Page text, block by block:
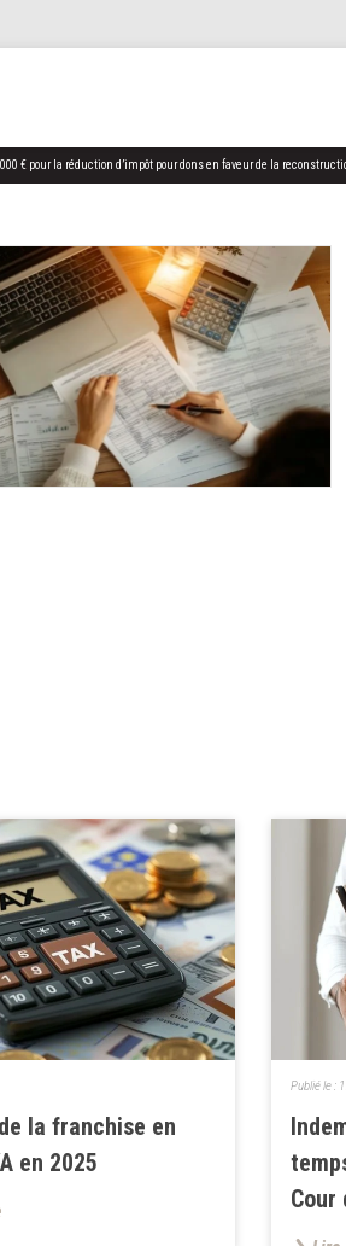
€ pour la réduction d’impôt pour dons en faveur de la
la franchise en
en 2025
Cour
Publié le :